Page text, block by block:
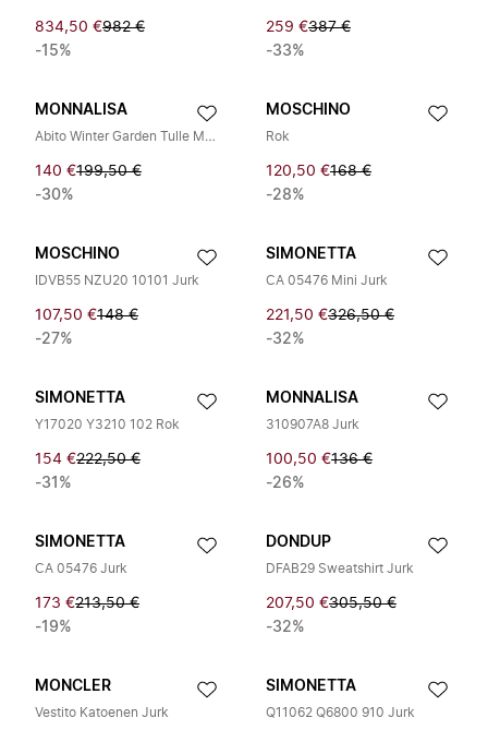
834,50 €982 €
-15%
259 €387 €
-33%
MONNALISA
Abito Winter Garden Tulle Mano Seta
140 €199,50 €
-30%
MOSCHINO
Rok
120,50 €168 €
-28%
MOSCHINO
IDVB55 NZU20 10101 Jurk
107,50 €148 €
-27%
SIMONETTA
CA 05476 Mini Jurk
221,50 €326,50 €
-32%
SIMONETTA
Y17020 Y3210 102 Rok
154 €222,50 €
-31%
MONNALISA
310907A8 Jurk
100,50 €136 €
-26%
SIMONETTA
CA 05476 Jurk
173 €213,50 €
-19%
DONDUP
DFAB29 Sweatshirt Jurk
207,50 €305,50 €
-32%
MONCLER
Vestito Katoenen Jurk
SIMONETTA
Q11062 Q6800 910 Jurk